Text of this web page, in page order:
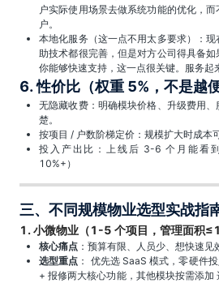
户实际使用场景去做系统功能的优化，
户。
本地化服务（这一点不用太多要求）：
助技术都很完善，但是对方公司得具备如
你能够快速支持，这一点很关键。服务起
6. 性价比（权重 5%，不是越
无隐藏收费：明确模块价格、升级费用
楚。
按项目 / 户数阶梯定价：规模扩大时成本
投入产出比：上线后 3-6 个月能看
10%+）
三、不同规模物业选型实战指
1. 小微物业（1-5 个项目，管理面积
核心痛点 ：预算有限、人员少、想快速见
选型重点 ： 优先选 SaaS 模式，零硬件
+ 报修两大核心功能，其他模块按需添加